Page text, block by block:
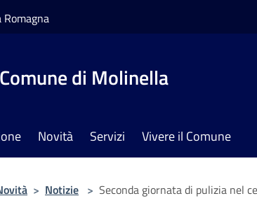
Romagna
Comune di Molinella
Novità Servizi Vivere il Comune
> Notizie > Seconda giornata di pulizia nel